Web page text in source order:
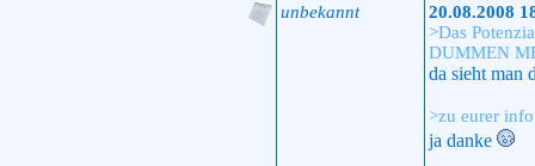
unbekannt
20.08.2008
>Das
DUMMEN
da sieht man
>zu eurer
ja danke